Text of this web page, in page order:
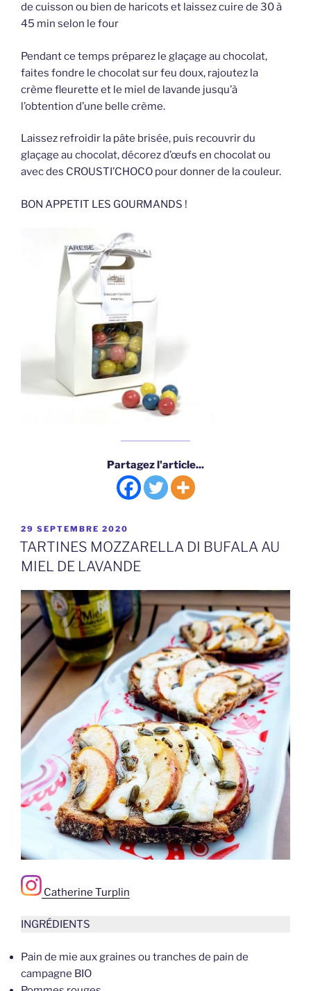
de cuisson ou bien de haricots et laissez cuire de 30 à
45 min selon le four
Pendant ce temps préparez le glaçage au chocolat,
faites fondre le chocolat sur feu doux, rajoutez la
crème fleurette et le miel de lavande jusqu’à
l’obtention d’une belle crème.
Laissez refroidir la pâte brisée, puis recouvrir du
glaçage au chocolat, décorez d’œufs en chocolat ou
avec des CROUSTI’CHOCO pour donner de la couleur.
BON APPETIT LES GOURMANDS !
Partagez l'article...
PUBLIÉ
LE
29 SEPTEMBRE 2020
TARTINES MOZZARELLA DI BUFALA AU
MIEL DE LAVANDE
Catherine Turplin
INGRÉDIENTS
Pain de mie aux graines ou tranches de pain de
campagne BIO